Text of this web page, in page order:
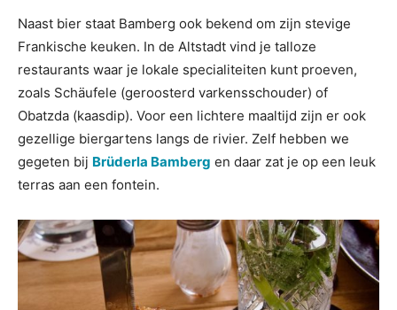
Naast bier staat Bamberg ook bekend om zijn stevige
Frankische keuken. In de Altstadt vind je talloze
restaurants waar je lokale specialiteiten kunt proeven,
zoals Schäufele (geroosterd varkensschouder) of
Obatzda (kaasdip). Voor een lichtere maaltijd zijn er ook
gezellige biergartens langs de rivier. Zelf hebben we
gegeten bij Brüderla Bamberg en daar zat je op een leuk
terras aan een fontein.